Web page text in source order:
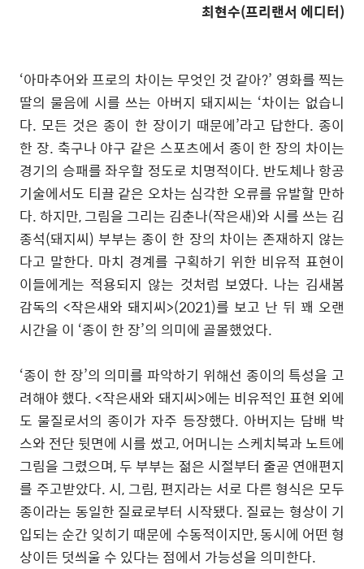
최현수(프리랜서 에디터)
‘아마추어와 프로의 차이는 무엇인 것 같아?’ 영화를 찍는
딸의 물음에 시를 쓰는 아버지 돼지씨는 ‘차이는 없습니
다. 모든 것은 종이 한 장이기 때문에’라고 답한다. 종이
한 장. 축구나 야구 같은 스포츠에서 종이 한 장의 차이는
경기의 승패를 좌우할 정도로 치명적이다. 반도체나 항공
기술에서도 티끌 같은 오차는 심각한 오류를 유발할 만하
다. 하지만, 그림을 그리는 김춘나(작은새)와 시를 쓰는 김
종석(돼지씨) 부부는 종이 한 장의 차이는 존재하지 않는
다고 말한다. 마치 경계를 구획하기 위한 비유적 표현이
이들에게는 적용되지 않는 것처럼 보였다. 나는 김새봄
감독의 <작은새와 돼지씨>(2021)를 보고 난 뒤 꽤 오랜
시간을 이 ‘종이 한 장’의 의미에 골몰했었다.
‘종이 한 장’의 의미를 파악하기 위해선 종이의 특성을 고
려해야 했다. <작은새와 돼지씨>에는 비유적인 표현 외에
도 물질로서의 종이가 자주 등장했다. 아버지는 담배 박
스와 전단 뒷면에 시를 썼고, 어머니는 스케치북과 노트에
그림을 그렸으며, 두 부부는 젊은 시절부터 줄곧 연애편지
를 주고받았다. 시, 그림, 편지라는 서로 다른 형식은 모두
종이라는 동일한 질료로부터 시작됐다. 질료는 형상이 기
입되는 순간 잊히기 때문에 수동적이지만, 동시에 어떤 형
상이든 덧씌울 수 있다는 점에서 가능성을 의미한다.